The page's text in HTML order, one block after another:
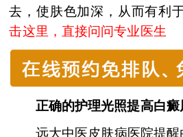
去，使肤色加深，从而有利
击这里，直接问问专业医生
正确的护理光照提高白
远大中医皮肤病医院提醒